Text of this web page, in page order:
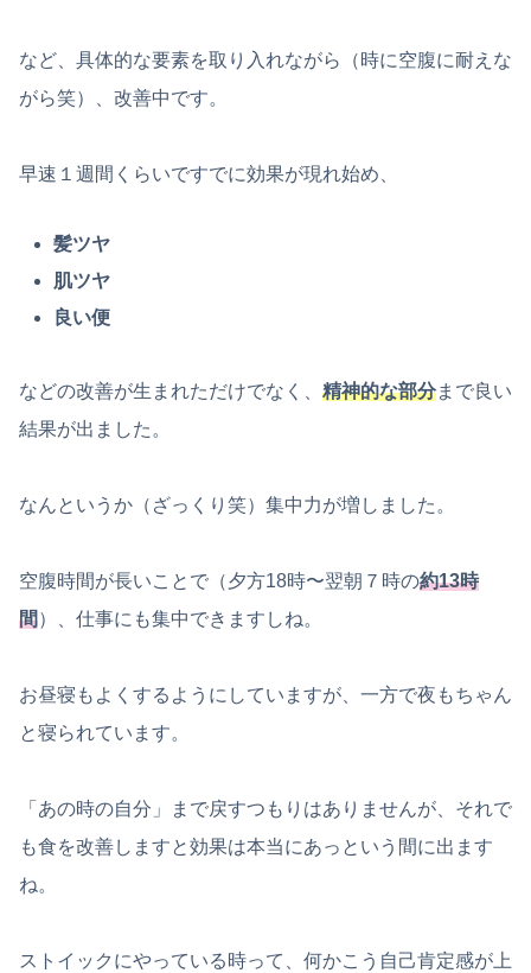
など、具体的な要素を取り入れながら（時に空腹に耐えな
がら笑）、改善中です。
早速１週間くらいですでに効果が現れ始め、
髪ツヤ
肌ツヤ
良い便
などの改善が生まれただけでなく、 精神的な部分まで良い
結果が出ました。
なんというか（ざっくり笑）集中力が増しました。
空腹時間が長いことで（夕方18時〜翌朝７時の約13時
間）、仕事にも集中できますしね。
お昼寝もよくするようにしていますが、一方で夜もちゃん
と寝られています。
「あの時の自分」まで戻すつもりはありませんが、それで
も食を改善しますと効果は本当にあっという間に出ます
ね。
ストイックにやっている時って、何かこう自己肯定感が上